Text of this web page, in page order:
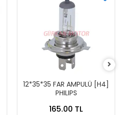
12*35*35 FAR AMPULÜ [H4]
PHILIPS
165.00 TL